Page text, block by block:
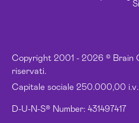
Copyright 2001 - 2026 © Brain
riservati.
Capitale sociale 250.000,00
D-U-N-S® Number: 431497417